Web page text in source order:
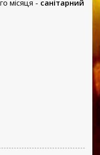
місяця - санітарний